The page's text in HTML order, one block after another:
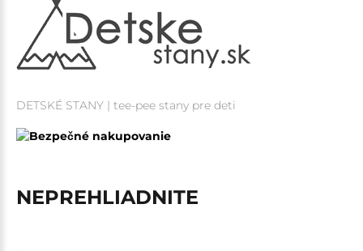
DETSKÉ STANY | tee-pee stany pre deti
NEPREHLIADNITE